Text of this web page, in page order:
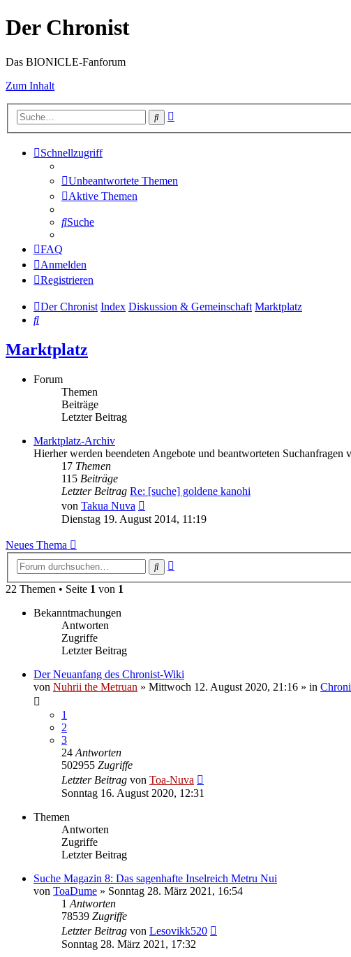
Der Chronist
Das BIONICLE-Fanforum
Zum Inhalt
Suche
Schnellzugriff
Unbeantwortete Themen
Aktive Themen
Suche
FAQ
Anmelden
Registrieren
Der Chronist Index Diskussion & Gemeinschaft Marktplatz
Suche
Marktplatz
Forum
Themen
Beiträge
Letzter Beitrag
Marktplatz-Archiv
Hierher werden beendeten Angebote und beantworteten
17 Themen
115 Beiträge
Letzter Beitrag Re: [suche] goldene kanohi
von Takua Nuva
Beitrag
Dienstag 19. August 2014, 11:19
Neues Thema
Suche
22 Themen • Seite 1 von 1
Bekanntmachungen
Antworten
Zugriffe
Letzter Beitrag
Der Neuanfang des Chronist-Wiki
von Nuhrii the Metruan » Mittwoch 12. August 2020, 21:16 » in
1
2
3
24 Antworten
502955 Zugriffe
Letzter Beitrag von Toa-Nuva
Sonntag 16. August 2020, 12:31
Themen
Antworten
Zugriffe
Letzter Beitrag
Suche Magazin 8: Das sagenhafte Inselreich Metru Nui
von ToaDume » Sonntag 28. März 2021, 16:54
1 Antworten
78539 Zugriffe
Letzter Beitrag von Lesovikk520
Sonntag 28. März 2021, 17:32